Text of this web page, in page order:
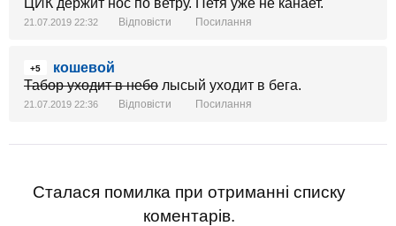
ЦИК держит нос по ветру. Петя уже не канает.
21.07.2019 22:32 Відповісти Посилання
+5
кошевой
Табор уходит в небо лысый уходит в бега.
21.07.2019 22:36 Відповісти Посилання
Сталася помилка при отриманні списку
коментарів.